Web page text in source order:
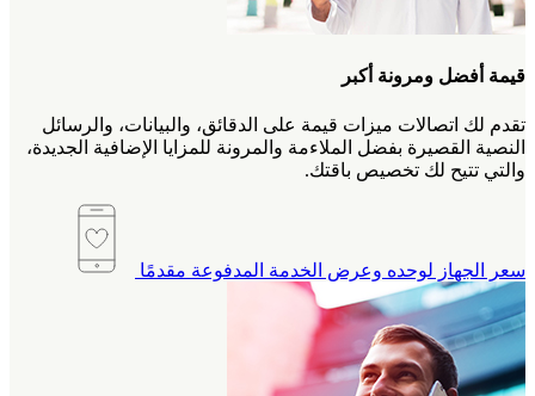
قيمة أفضل ومرونة أكبر
تقدم لك اتصالات ميزات قيمة على الدقائق، والبيانات، والرسائل
النصية القصيرة بفضل الملاءمة والمرونة للمزايا الإضافية الجديدة،
والتي تتيح لك تخصيص باقتك.
سعر الجهاز لوحده وعرض الخدمة المدفوعة مقدمًا